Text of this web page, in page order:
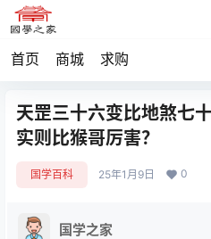
首页 商城 求购
天罡三十六变比地煞七
实则比猴哥厉害？
国学百科 25年1月9日 0
国学之家